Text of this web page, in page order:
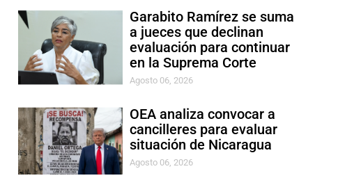
Garabito Ramírez se suma
a jueces que declinan
evaluación para continuar
en la Suprema Corte
Agosto 06, 2026
OEA analiza convocar a
cancilleres para evaluar
situación de Nicaragua
Agosto 06, 2026